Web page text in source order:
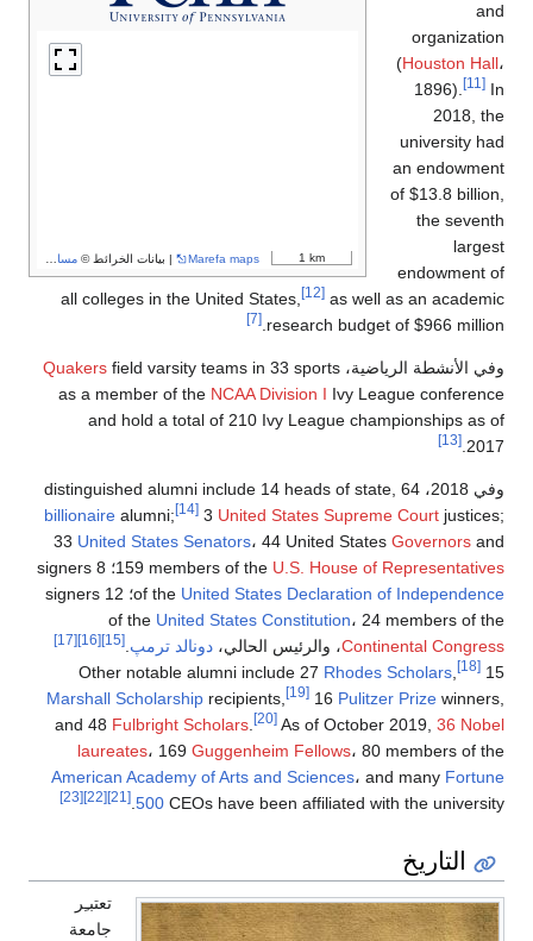
1 km
Marefa maps | بيانات الخرائط © مساهمو OpenStreetMap
and
organization
(Houston Hall،
1896).
[11] In
2018, the
university had
an endowment
of $13.8 billion,
the seventh
largest
endowment of
all colleges in the United States,
[12] as well as an academic
research budget of $966 million.
[7]
وفي الأنشطة الرياضية، Quakers field varsity teams in 33 sports
as a member of the NCAA Division I Ivy League conference
and hold a total of 210 Ivy League championships as of
2017.
[13]
وفي 2018، distinguished alumni include 14 heads of state, 64
billionaire alumni; [14] 3 United States Supreme Court justices;
33 United States Senators، 44 United States Governors and
159 members of the U.S. House of Representatives
؛ 8 signers
of the United States Declaration of Independence
؛ 12 signers
of the United States Constitution، 24 members of the
Continental Congress، والرئيس الحالي، دونالد ترمپ [15]
[16]
[17]
Other notable alumni include 27 Rhodes Scholars [18] 15
Marshall Scholarship recipients, [19] 16 Pulitzer Prize winners,
and 48 Fulbright Scholars [20] As of October 2019, 36 Nobel
laureates، 169 Guggenheim Fellows، 80 members of the
American Academy of Arts and Sciences، and many Fortune
500 CEOs have been affiliated with the university.
[21]
[22]
[23]
التاريخ
تعتبـِر
جامعة